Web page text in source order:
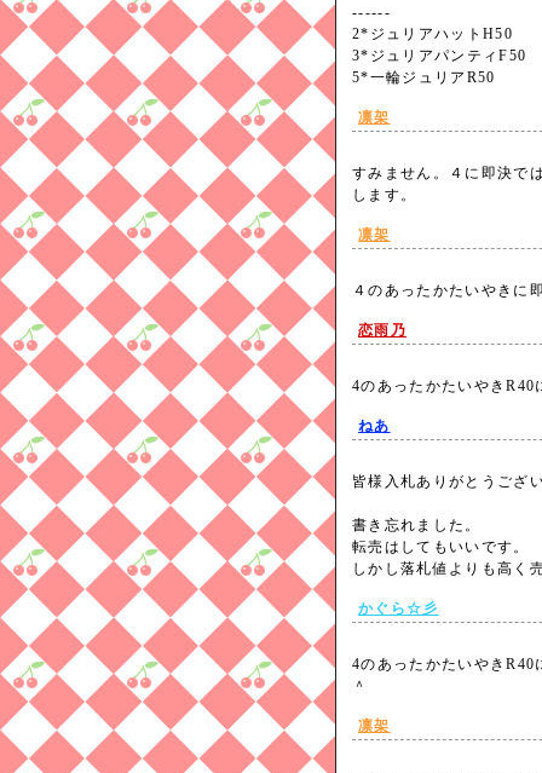
------
2*ジュリアハットH50
3*ジュリアパンティF50
5*一輪ジュリアR50
凛架
すみません。４に即決で
します。
凛架
４のあったかたいやき
恋雨乃
4のあったかたいやき
ねあ
皆様入札ありがとうござ
書き忘れました。
転売はしてもいいです。
しかし落札値よりも高
かぐら☆彡
4のあったかたいやき
＾
凛架